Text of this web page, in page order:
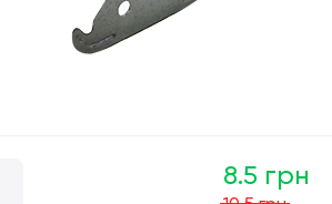
8.5 грн